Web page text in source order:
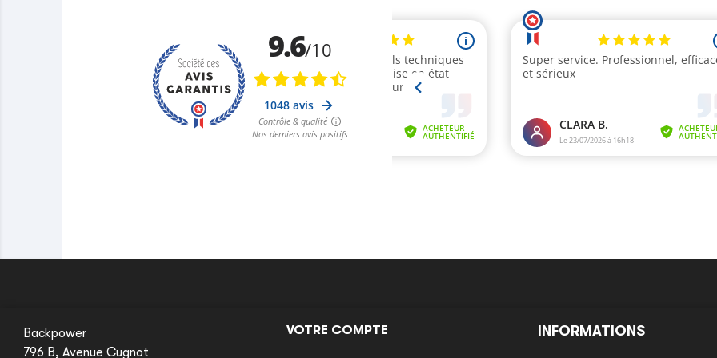
Backpower
796 B, Avenue Cugnot
VOTRE COMPTE INFORMATIONS